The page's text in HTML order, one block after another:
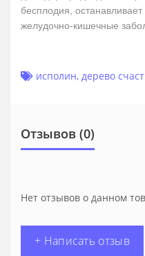
бесплодия,
желудочно-кишечные
исполин, дерево
Отзывов (0)
Нет отзывов о данном
+ Написать отзыв